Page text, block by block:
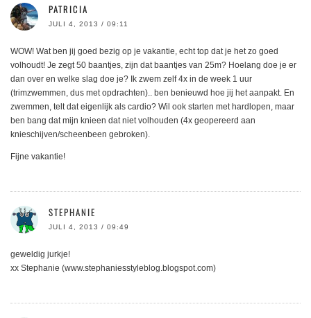
PATRICIA
JULI 4, 2013 / 09:11
WOW! Wat ben jij goed bezig op je vakantie, echt top dat je het zo goed
volhoudt! Je zegt 50 baantjes, zijn dat baantjes van 25m? Hoelang doe je er
dan over en welke slag doe je? Ik zwem zelf 4x in de week 1 uur
(trimzwemmen, dus met opdrachten).. ben benieuwd hoe jij het aanpakt. En
zwemmen, telt dat eigenlijk als cardio? Wil ook starten met hardlopen, maar
ben bang dat mijn knieen dat niet volhouden (4x geopereerd aan
knieschijven/scheenbeen gebroken).
Fijne vakantie!
STEPHANIE
JULI 4, 2013 / 09:49
geweldig jurkje!
xx Stephanie (www.stephaniesstyleblog.blogspot.com)